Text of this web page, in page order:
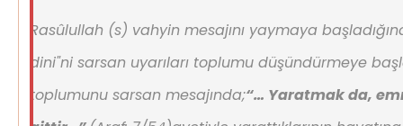
Rasûlullah (s) vahyin mesajını yaymaya
dini"ni sarsan uyarıları toplumu düşündürmeye
toplumunu sarsan mesajında;“… Yaratmak da,